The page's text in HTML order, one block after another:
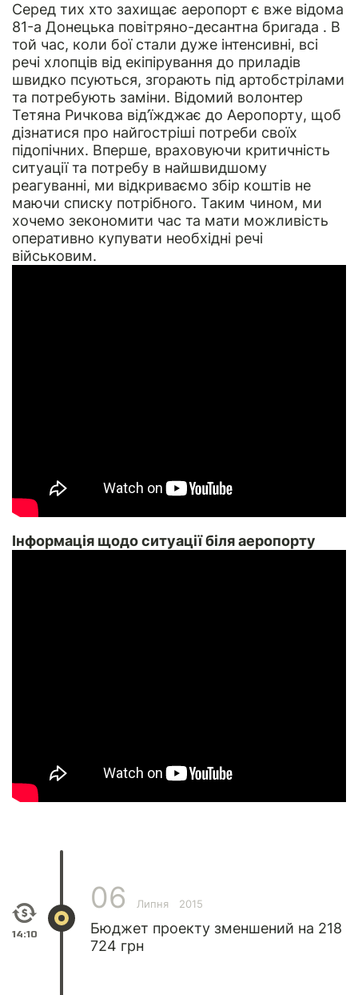
Серед тих хто захищає аеропорт є вже відома
81-а Донецька повітряно-десантна бригада . В
той час, коли бої стали дуже інтенсивні, всі
речі хлопців від екіпірування до приладів
швидко псуються, згорають під артобстрілами
та потребують заміни. Відомий волонтер
Тетяна Ричкова від’їжджає до Аеропорту, щоб
дізнатися про найгостріші потреби своїх
підопічних. Вперше, враховуючи критичність
ситуації та потребу в найшвидшому
реагуванні, ми відкриваємо збір коштів не
маючи списку потрібного. Таким чином, ми
хочемо зекономити час та мати можливість
оперативно купувати необхідні речі
військовим.
Інформація щодо ситуації біля аеропорту
14:10
06 Липня 2015
Бюджет проекту зменшений на 218
724 грн